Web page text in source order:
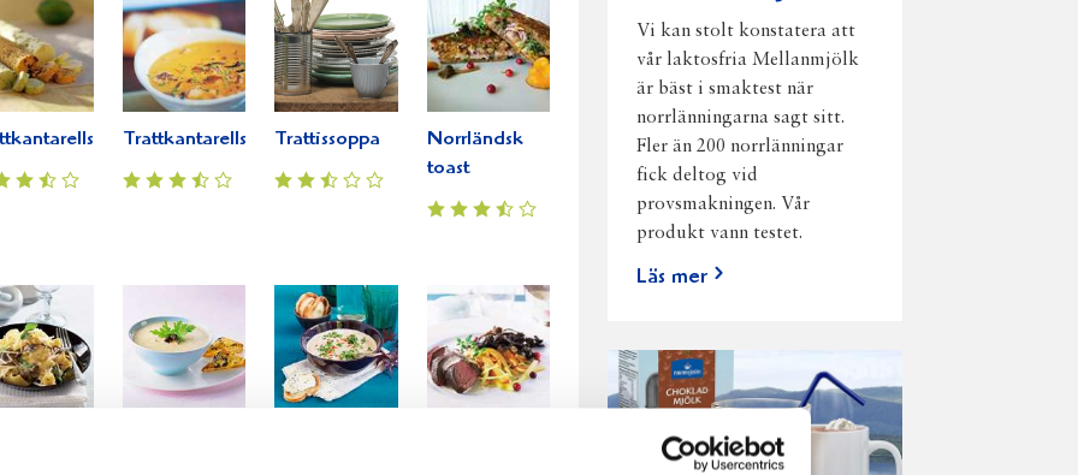
TrattkantarellsoppaTrattissoppa
Norrländsk
toast
Vi kan stolt konstatera att
vår laktosfria Mellanmjölk
är bäst i smaktest när
norrlänningarna sagt sitt.
Fler än 200 norrlänningar
fick deltog vid
provsmakningen. Vår
produkt vann testet.
Läs mer